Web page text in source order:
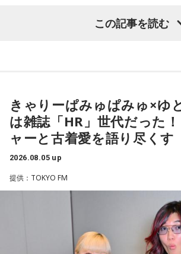
「実は列車銃撃の調査を始めた頃、犠牲
前が分かっていたのは、わずかお一人だっ
ていらっしゃいます。
齊藤さんは23歳の時、市が行った「八王
録」の編集に関わったことで、戦没者のご
「遥香先生にお知らせです！ 私は、夏休
人で東京に行きます。ディズニーに行く
に乃木坂46が好きなので、もし『真夏の全
京公演が当たれば、遥香先生のタオルを持
す！」（大阪府 19歳）
◆当たりますように♡
賀喜：夏休みに恋人と東京に行くっていい
ィズニーは暑いよ～。昔、私も夏に行った
ディズニーって基本外だから、めちゃくち
日陰に入ったとしても、まあ知れてるじゃ
この記事を読む
きゃりーぱみゅぱみゅ×ゆ
は雑誌「HR」世代だった
ャーと古着愛を語り尽くす
2026.08.05 up
提供：TOKYO FM